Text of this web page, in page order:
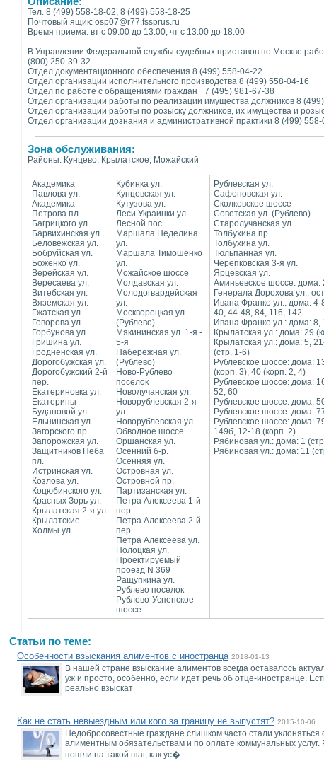
Тел. 8 (499) 558-18-02, 8 (499) 558-18-25
Почтовый ящик: osp07@r77.fssprus.ru
Время приема: вт с 09.00 до 13.00, чт с 13.00 до 18.00
В Управлении Федеральной службы судебных приставов по Москве
(800) 250-39-32
Отдел документационного обеспечения 8 (499) 558-04-22
Отдел организации исполнительного производства 8 (499) 558-04-16
Отдел по работе с обращениями граждан +7 (495) 981-67-38
Отдел организации работы по реализации имущества должников 8
Отдел организации работы по розыску должников, их имущества и
Отдел организации дознания и административной практики 8 (499) 558-
Зона обслуживания:
Районы: Кунцево, Крылатское, Можайский
Академика
Павлова ул.
Академика
Петрова пл.
Багрицкого ул.
Барвихинская ул.
Беловежская ул.
Бобруйская ул.
Боженко ул.
Верейская ул.
Вересаева ул.
Витебская ул.
Вяземская ул.
Гжатская ул.
Говорова ул.
Горбунова ул.
Гришина ул.
Гродненская ул.
Дорогобужская ул.
Дорогобужский 2-й
пер.
Екатериновка ул.
Екатерины
Будановой ул.
Ельнинская ул.
Загорского пр.
Запорожская ул.
Защитников Неба
пл.
Истринская ул.
Козлова ул.
Коцюбинского ул.
Красных Зорь ул.
Крылатская 2-я ул.
Крылатские
Холмы ул.
Кубинка ул.
Кунцевская ул.
Кутузова ул.
Леси Украинки ул.
Лесной пос.
Маршала Неделина
ул.
Маршала Тимошенко
ул.
Можайское шоссе
Молдавская ул.
Молодогвардейская
ул.
Москворецкая ул.
(Рублево)
Мякининская ул. 1-я -
5-я
Набережная ул.
(Рублево)
Ново-Рублево
поселок
Новолучанская ул.
Новорублевская 2-я
ул.
Новорублевская ул.
Обводное шоссе
Оршанская ул.
Осенний б-р.
Осенняя ул.
Островная ул.
Островной пр.
Партизанская ул.
Петра Алексеева 1-й
пер.
Петра Алексеева 2-й
пер.
Петра Алексеева ул.
Полоцкая ул.
Проектируемый
проезд N 369
Ращупкина ул.
Рублево поселок
Рублево-Успенское
шоссе
Рублевская ул.
Сафоновская ул.
Сколковское шоссе
Советская ул. (Рублево)
Старолучанская ул.
Толбухина пр.
Толбухина ул.
Тюльпанная ул.
Черепковская 3-я ул.
Ярцевская ул.
Аминьевское шоссе: дома:
Генерала Дорохова ул.:
Ивана Франко ул.: дома: 4-
40, 44-48, 84, 116, 142
Ивана Франко ул.: дома: 8,
Крылатская ул.: дома: 29
Крылатская ул.: дома: 5,
(стр. 1-6)
Рублевское шоссе: дома:
(корп. 3), 40 (корп. 2, 4)
Рублевское шоссе: дома:
52, 60
Рублевское шоссе: дома:
Рублевское шоссе: дома:
Рублевское шоссе: дома:
149б, 12-18 (корп. 2)
Рябиновая ул.: дома: 1
Рябиновая ул.: дома: 11
Статьи по теме:
Особенности взыскания алиментов с иностранца 2018-01-13
В нашей стране взыскание алиментов всегда оставалось
уж и просто, особенно, если идет речь об отце-иностранце.
реально взыскат
Как не стать невыездным или кого за границу не выпустят? 2015-10-06
Недобросовестные граждане слишком часто стали
алиментным обязательствам и по оплате коммунальных
пошли на такой шаг, как ус�